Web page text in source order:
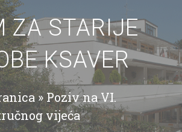
ZA STARIJE
KSAVER
»Poziv na VI.
vijeća